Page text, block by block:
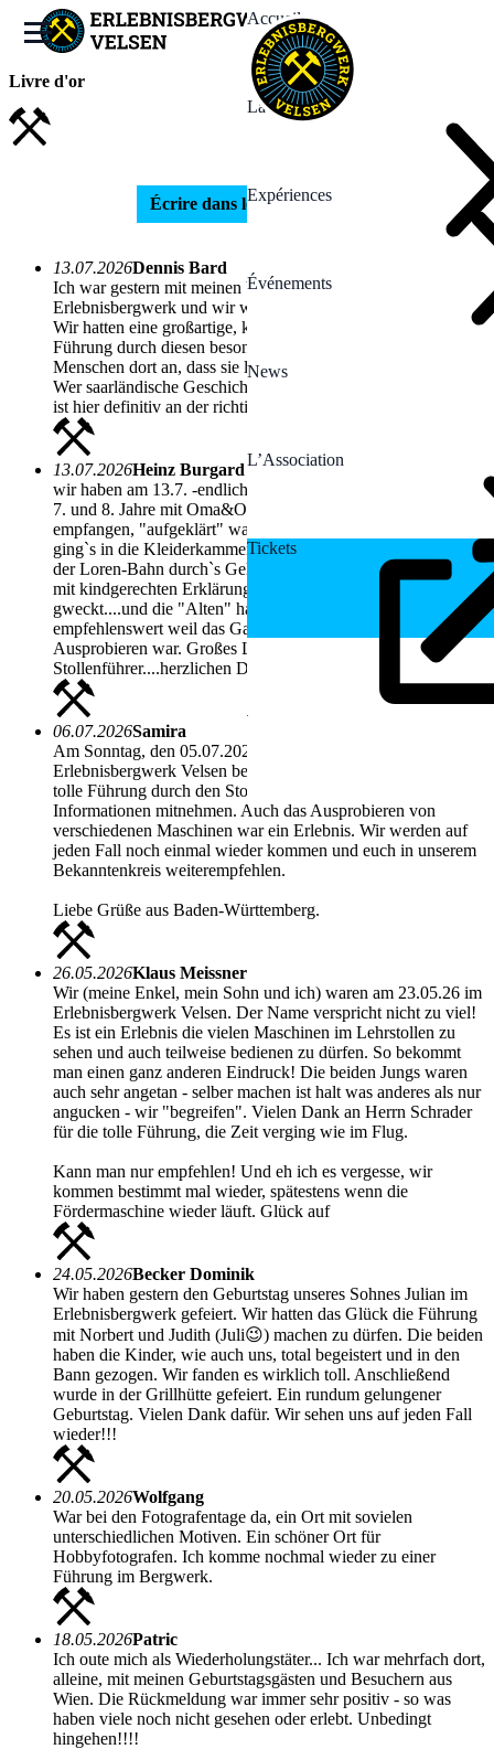
Accueil
La Mine
Expériences
Événements
News
L’Association
Tickets
Livre d'or
Écrire dans le livre d'or
13.07.2026Dennis Bard
Ich war gestern mit meinen beiden Jungs zu Gast im
Erlebnisbergwerk und wir waren alle drei begeistert!
Wir hatten eine großartige, kurzweilige und sehr lehrreiche
Führung durch diesen besonderen Ort. Man merkt den
Menschen dort an, dass sie lieben, was sie tun.
Wer saarländische Geschichte zum Anfassen erleben will, der
ist hier definitiv an der richtigen Adresse!
13.07.2026Heinz Burgard
wir haben am 13.7. -endlich- das Bergwerk besucht 2Jungs
7. und 8. Jahre mit Oma&Opa ...freudlich wurden wir
empfangen, "aufgeklärt" was wir sehen werden und dann
ging`s in die Kleiderkammer zu Helm und Jacke....dann mit
der Loren-Bahn durch`s Gelände .....hinein ins Abenteuer,
mit kindgerechten Erklärungen war das Interesse der Kid`s
gweckt....und die "Alten" haben viel dazu gelernt! Absolut
empfehlenswert weil das Ganze auch echt zum Anfassen und
Ausprobieren war. Großes Lob an unseren geduldigen
Stollenführer....herzlichen Dank und weiterhin "Glück auf"
06.07.2026Samira
Am Sonntag, den 05.07.2026 durften wir zu viert das
Erlebnisbergwerk Velsen besuchen. Wir hatten eine super
tolle Führung durch den Stollen und konnten viele neue
Informationen mitnehmen. Auch das Ausprobieren von
verschiedenen Maschinen war ein Erlebnis. Wir werden auf
jeden Fall noch einmal wieder kommen und euch in unserem
Bekanntenkreis weiterempfehlen.
Liebe Grüße aus Baden-Württemberg.
26.05.2026Klaus Meissner
Wir (meine Enkel, mein Sohn und ich) waren am 23.05.26 im
Erlebnisbergwerk Velsen. Der Name verspricht nicht zu viel!
Es ist ein Erlebnis die vielen Maschinen im Lehrstollen zu
sehen und auch teilweise bedienen zu dürfen. So bekommt
man einen ganz anderen Eindruck! Die beiden Jungs waren
auch sehr angetan - selber machen ist halt was anderes als nur
angucken - wir "begreifen". Vielen Dank an Herrn Schrader
für die tolle Führung, die Zeit verging wie im Flug.
Kann man nur empfehlen! Und eh ich es vergesse, wir
kommen bestimmt mal wieder, spätestens wenn die
Fördermaschine wieder läuft. Glück auf
24.05.2026Becker Dominik
Wir haben gestern den Geburtstag unseres Sohnes Julian im
Erlebnisbergwerk gefeiert. Wir hatten das Glück die Führung
mit Norbert und Judith (Juli😉) machen zu dürfen. Die beiden
haben die Kinder, wie auch uns, total begeistert und in den
Bann gezogen. Wir fanden es wirklich toll. Anschließend
wurde in der Grillhütte gefeiert. Ein rundum gelungener
Geburtstag. Vielen Dank dafür. Wir sehen uns auf jeden Fall
wieder!!!
20.05.2026Wolfgang
War bei den Fotografentage da, ein Ort mit sovielen
unterschiedlichen Motiven. Ein schöner Ort für
Hobbyfotografen. Ich komme nochmal wieder zu einer
Führung im Bergwerk.
18.05.2026Patric
Ich oute mich als Wiederholungstäter... Ich war mehrfach dort,
alleine, mit meinen Geburtstagsgästen und Besuchern aus
Wien. Die Rückmeldung war immer sehr positiv - so was
haben viele noch nicht gesehen oder erlebt. Unbedingt
hingehen!!!!